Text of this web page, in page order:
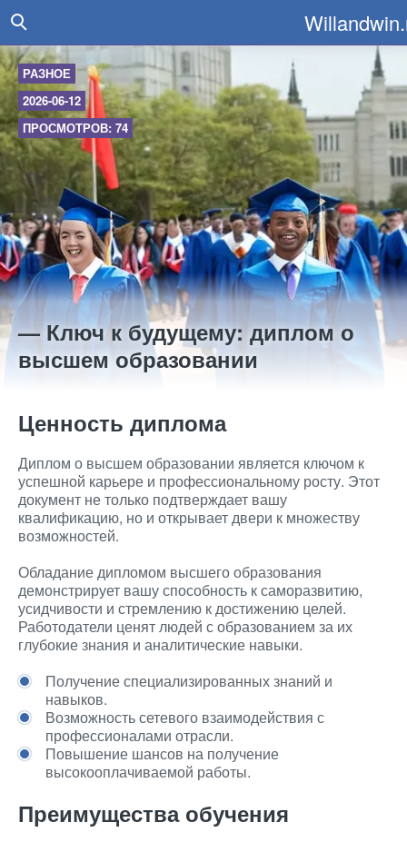
РАЗНОЕ
2026-06-12
ПРОСМОТРОВ: 74
— Ключ к будущему: диплом о
высшем образовании
Ценность диплома
Диплом о высшем образовании является ключом к
успешной карьере и профессиональному росту. Этот
документ не только подтверждает вашу
квалификацию, но и открывает двери к множеству
возможностей.
Обладание дипломом высшего образования
демонстрирует вашу способность к саморазвитию,
усидчивости и стремлению к достижению целей.
Работодатели ценят людей с образованием за их
глубокие знания и аналитические навыки.
Получение специализированных знаний и
навыков.
Возможность сетевого взаимодействия с
профессионалами отрасли.
Повышение шансов на получение
высокооплачиваемой работы.
Преимущества обучения